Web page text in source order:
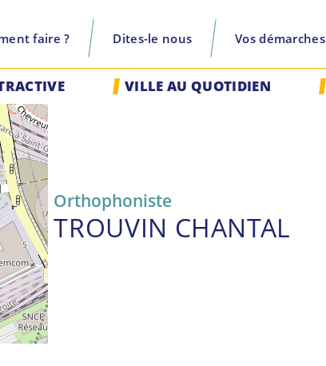
faire ? Dites-le nous Vos démarches
recherche
VILLE AU QUOTIDIEN
Orthophoniste
TROUVIN CHANTAL